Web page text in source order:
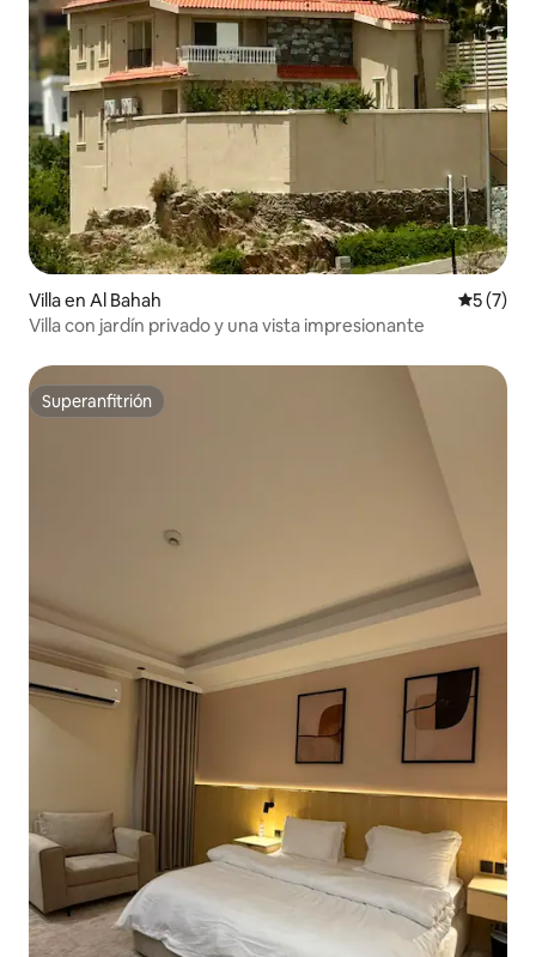
Villa en Al Bahah
5 (7)
Villa con jardín privado y una vista impresionante
Superanfitrión
Superanfitrión